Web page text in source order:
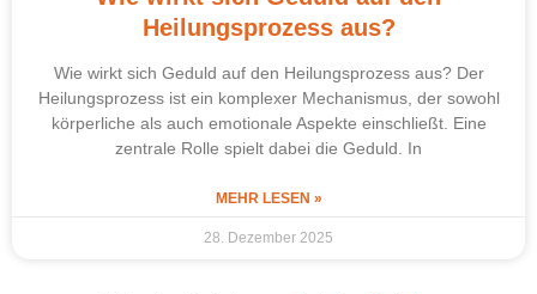
Heilungsprozess aus?
Wie wirkt sich Geduld auf den Heilungsprozess aus? Der
Heilungsprozess ist ein komplexer Mechanismus, der sowohl
körperliche als auch emotionale Aspekte einschließt. Eine
zentrale Rolle spielt dabei die Geduld. In
MEHR LESEN »
28. Dezember 2025